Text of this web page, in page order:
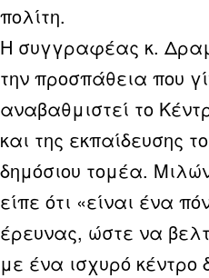
πολίτη.
Η συγγραφέας κ.
την προσπάθεια που
αναβαθμιστεί το
και της εκπαίδευσης
δημόσιου τομέα.
είπε ότι «είναι ένα
έρευνας, ώστε να
με ένα ισχυρό κέντρο